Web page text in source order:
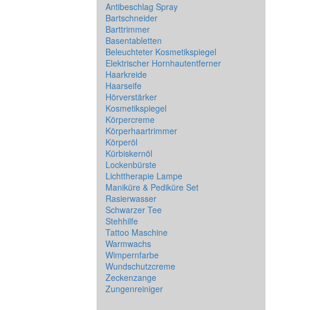
Antibeschlag Spray
Bartschneider
Barttrimmer
Basentabletten
Beleuchteter Kosmetikspiegel
Elektrischer Hornhautentferner
Haarkreide
Haarseife
Hörverstärker
Kosmetikspiegel
Körpercreme
Körperhaartrimmer
Körperöl
Kürbiskernöl
Lockenbürste
Lichttherapie Lampe
Maniküre & Pediküre Set
Rasierwasser
Schwarzer Tee
Stehhilfe
Tattoo Maschine
Warmwachs
Wimpernfarbe
Wundschutzcreme
Zeckenzange
Zungenreiniger